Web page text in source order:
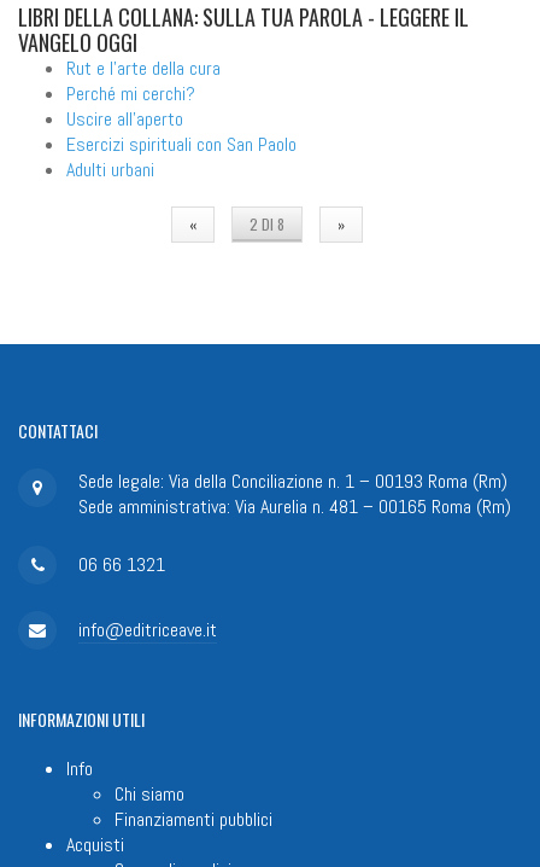
LIBRI DELLA COLLANA: SULLA TUA PAROLA - LEGGERE IL
VANGELO OGGI
Rut e l'arte della cura
Perché mi cerchi?
Uscire all'aperto
Esercizi spirituali con San Paolo
Adulti urbani
« 2 DI 8 »
CONTATTACI
Sede legale: Via della Conciliazione n. 1 – 00193 Roma (Rm)
Sede amministrativa: Via Aurelia n. 481 – 00165 Roma (Rm)
06 66 1321
info@editriceave.it
INFORMAZIONIUTILI
Info
Chi siamo
Finanziamenti pubblici
Acquisti